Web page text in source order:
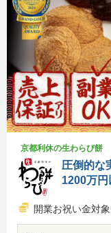
京都利休の生わらび餅
圧倒的な
1200万円
開業お祝い金対